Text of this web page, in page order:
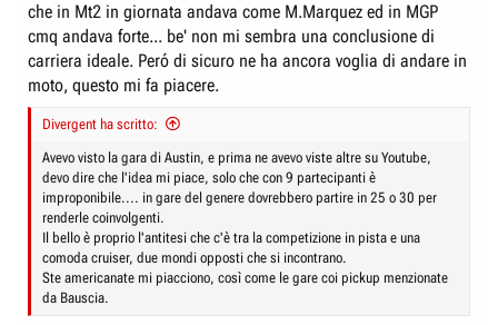
La moto è questa:
Annuncio del campionato Harley-Davidson BaggerGP
Harley-Davidson e MotoGP hanno ufficializzato il lancio del
durante sei weekend del MotoGP nel 2026. Scopri di più.
Scusate l'OT, ma Iannone è un ex SBK (oltre che Moto GP ovviamente).
che in Mt2 in giornata andava come M.Marquez ed in MGP
cmq andava forte... be' non mi sembra una conclusione di
carriera ideale. Peró di sicuro ne ha ancora voglia di andare in
moto, questo mi fa piacere.
Divergent ha scritto:
Avevo visto la gara di Austin, e prima ne avevo viste altre su Youtube,
devo dire che l'idea mi piace, solo che con 9 partecipanti è
improponibile.... in gare del genere dovrebbero partire in 25 o 30 per
renderle coinvolgenti.
Il bello è proprio l'antitesi che c'è tra la competizione in pista e una
comoda cruiser, due mondi opposti che si incontrano.
Ste americanate mi piacciono, così come le gare coi pickup menzionate
da Bauscia.